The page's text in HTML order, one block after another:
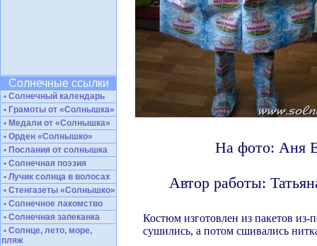
Солнечные ссылки
• Солнечный календарь
• Грамоты от «Солнышка»
• Медали от «Солнышка»
• Орден «Солнышко»
• Послания от солнышка
• Солнечная поэзия
• Лучик солнца в волосах
• Стенгазеты «Солнышко»
• Солнечное лакомство
• Солнечная запеканка
• Солнце, лето, море,
пляж
На фото: Аня
Автор работы:
Костюм изготовлен из пакетов
сушились, а потом сшивались